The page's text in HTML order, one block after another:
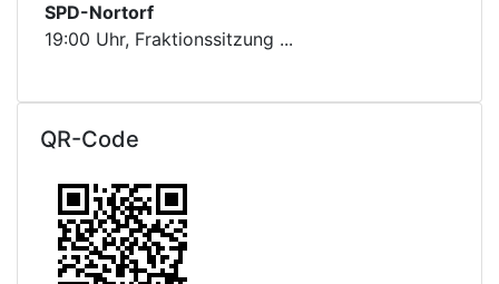
SPD-Nortorf
19:00 Uhr, Fraktionssitzung ...
QR-Code